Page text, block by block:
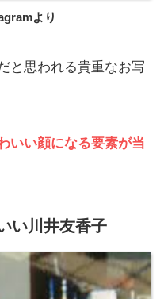
より
と思われる貴重なお写
いい顔になる要素が当
い川井友香子